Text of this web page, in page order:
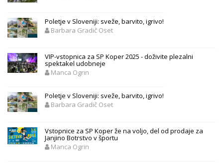
Poletje v Sloveniji: sveže, barvito, igrivo!
Barbara Gradič Oset
VIP-vstopnica za SP Koper 2025 - doživite plezalni
spektakel udobneje
Manca Ogrin
Poletje v Sloveniji: sveže, barvito, igrivo!
Barbara Gradič Oset
Vstopnice za SP Koper že na voljo, del od prodaje za
Janjino Botrstvo v športu
Manca Ogrin